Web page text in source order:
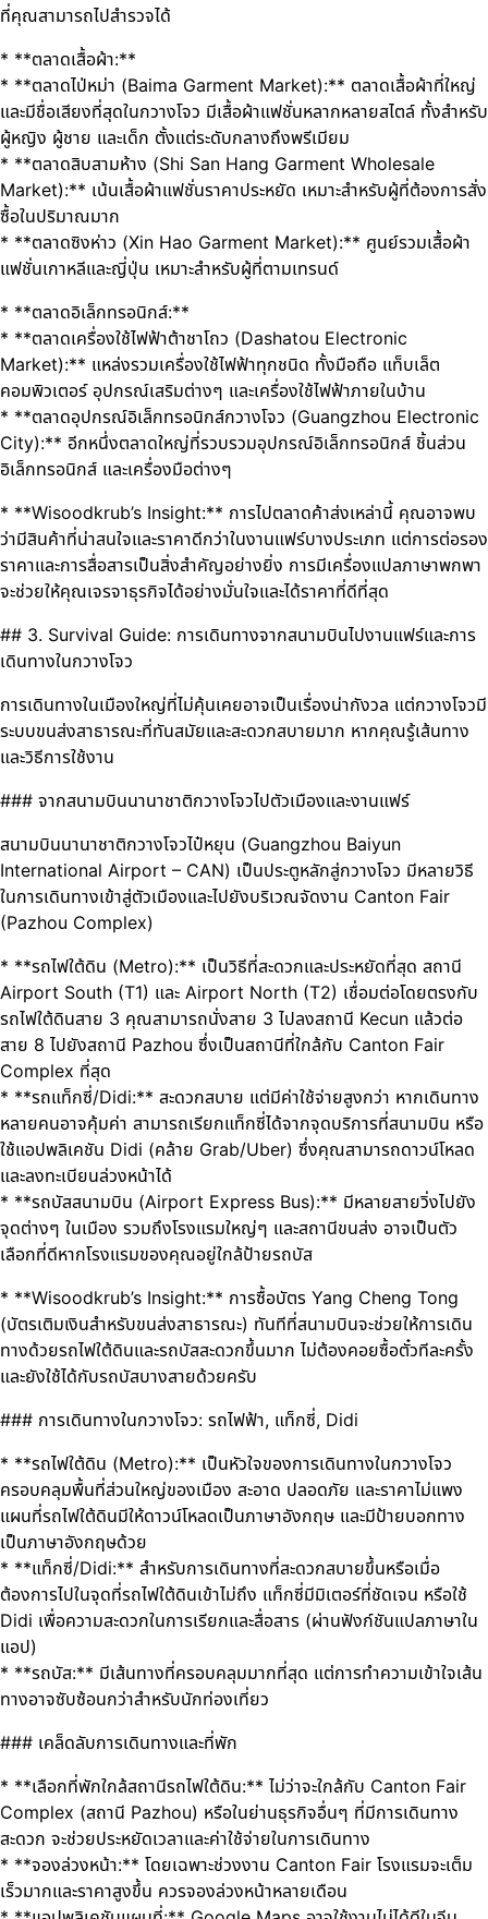
ที่คุณสามารถไปสำรวจได้
* **ตลาดเสื้อผ้า:**
* **ตลาดไป่หม่า (Baima Garment Market):** ตลาดเสื้อผ้าที่ใหญ่
และมีชื่อเสียงที่สุดในกวางโจว มีเสื้อผ้าแฟชั่นหลากหลายสไตล์ ทั้งสำหรับ
ผู้หญิง ผู้ชาย และเด็ก ตั้งแต่ระดับกลางถึงพรีเมียม
* **ตลาดสิบสามห้าง (Shi San Hang Garment Wholesale
Market):** เน้นเสื้อผ้าแฟชั่นราคาประหยัด เหมาะสำหรับผู้ที่ต้องการสั่ง
ซื้อในปริมาณมาก
* **ตลาดซิงห่าว (Xin Hao Garment Market):** ศูนย์รวมเสื้อผ้า
แฟชั่นเกาหลีและญี่ปุ่น เหมาะสำหรับผู้ที่ตามเทรนด์
* **ตลาดอิเล็กทรอนิกส์:**
* **ตลาดเครื่องใช้ไฟฟ้าต้าชาโถว (Dashatou Electronic
Market):** แหล่งรวมเครื่องใช้ไฟฟ้าทุกชนิด ทั้งมือถือ แท็บเล็ต
คอมพิวเตอร์ อุปกรณ์เสริมต่างๆ และเครื่องใช้ไฟฟ้าภายในบ้าน
* **ตลาดอุปกรณ์อิเล็กทรอนิกส์กวางโจว (Guangzhou Electronic
City):** อีกหนึ่งตลาดใหญ่ที่รวบรวมอุปกรณ์อิเล็กทรอนิกส์ ชิ้นส่วน
อิเล็กทรอนิกส์ และเครื่องมือต่างๆ
* **Wisoodkrub’s Insight:** การไปตลาดค้าส่งเหล่านี้ คุณอาจพบ
ว่ามีสินค้าที่น่าสนใจและราคาดีกว่าในงานแฟร์บางประเภท แต่การต่อรอง
ราคาและการสื่อสารเป็นสิ่งสำคัญอย่างยิ่ง การมีเครื่องแปลภาษาพกพา
จะช่วยให้คุณเจรจาธุรกิจได้อย่างมั่นใจและได้ราคาที่ดีที่สุด
## 3. Survival Guide: การเดินทางจากสนามบินไปงานแฟร์และการ
เดินทางในกวางโจว
การเดินทางในเมืองใหญ่ที่ไม่คุ้นเคยอาจเป็นเรื่องน่ากังวล แต่กวางโจวมี
ระบบขนส่งสาธารณะที่ทันสมัยและสะดวกสบายมาก หากคุณรู้เส้นทาง
และวิธีการใช้งาน
### จากสนามบินนานาชาติกวางโจวไปตัวเมืองและงานแฟร์
สนามบินนานาชาติกวางโจวไป๋หยุน (Guangzhou Baiyun
International Airport – CAN) เป็นประตูหลักสู่กวางโจว มีหลายวิธี
ในการเดินทางเข้าสู่ตัวเมืองและไปยังบริเวณจัดงาน Canton Fair
(Pazhou Complex)
* **รถไฟใต้ดิน (Metro):** เป็นวิธีที่สะดวกและประหยัดที่สุด สถานี
Airport South (T1) และ Airport North (T2) เชื่อมต่อโดยตรงกับ
รถไฟใต้ดินสาย 3 คุณสามารถนั่งสาย 3 ไปลงสถานี Kecun แล้วต่อ
สาย 8 ไปยังสถานี Pazhou ซึ่งเป็นสถานีที่ใกล้กับ Canton Fair
Complex ที่สุด
* **รถแท็กซี่/Didi:** สะดวกสบาย แต่มีค่าใช้จ่ายสูงกว่า หากเดินทาง
หลายคนอาจคุ้มค่า สามารถเรียกแท็กซี่ได้จากจุดบริการที่สนามบิน หรือ
ใช้แอปพลิเคชัน Didi (คล้าย Grab/Uber) ซึ่งคุณสามารถดาวน์โหลด
และลงทะเบียนล่วงหน้าได้
* **รถบัสสนามบิน (Airport Express Bus):** มีหลายสายวิ่งไปยัง
จุดต่างๆ ในเมือง รวมถึงโรงแรมใหญ่ๆ และสถานีขนส่ง อาจเป็นตัว
เลือกที่ดีหากโรงแรมของคุณอยู่ใกล้ป้ายรถบัส
* **Wisoodkrub’s Insight:** การซื้อบัตร Yang Cheng Tong
(บัตรเติมเงินสำหรับขนส่งสาธารณะ) ทันทีที่สนามบินจะช่วยให้การเดิน
ทางด้วยรถไฟใต้ดินและรถบัสสะดวกขึ้นมาก ไม่ต้องคอยซื้อตั๋วทีละครั้ง
และยังใช้ได้กับรถบัสบางสายด้วยครับ
### การเดินทางในกวางโจว: รถไฟฟ้า, แท็กซี่, Didi
* **รถไฟใต้ดิน (Metro):** เป็นหัวใจของการเดินทางในกวางโจว
ครอบคลุมพื้นที่ส่วนใหญ่ของเมือง สะอาด ปลอดภัย และราคาไม่แพง
แผนที่รถไฟใต้ดินมีให้ดาวน์โหลดเป็นภาษาอังกฤษ และมีป้ายบอกทาง
เป็นภาษาอังกฤษด้วย
* **แท็กซี่/Didi:** สำหรับการเดินทางที่สะดวกสบายขึ้นหรือเมื่อ
ต้องการไปในจุดที่รถไฟใต้ดินเข้าไม่ถึง แท็กซี่มีมิเตอร์ที่ชัดเจน หรือใช้
Didi เพื่อความสะดวกในการเรียกและสื่อสาร (ผ่านฟังก์ชันแปลภาษาใน
แอป)
* **รถบัส:** มีเส้นทางที่ครอบคลุมมากที่สุด แต่การทำความเข้าใจเส้น
ทางอาจซับซ้อนกว่าสำหรับนักท่องเที่ยว
### เคล็ดลับการเดินทางและที่พัก
* **เลือกที่พักใกล้สถานีรถไฟใต้ดิน:** ไม่ว่าจะใกล้กับ Canton Fair
Complex (สถานี Pazhou) หรือในย่านธุรกิจอื่นๆ ที่มีการเดินทาง
สะดวก จะช่วยประหยัดเวลาและค่าใช้จ่ายในการเดินทาง
* **จองล่วงหน้า:** โดยเฉพาะช่วงงาน Canton Fair โรงแรมจะเต็ม
เร็วมากและราคาสูงขึ้น ควรจองล่วงหน้าหลายเดือน